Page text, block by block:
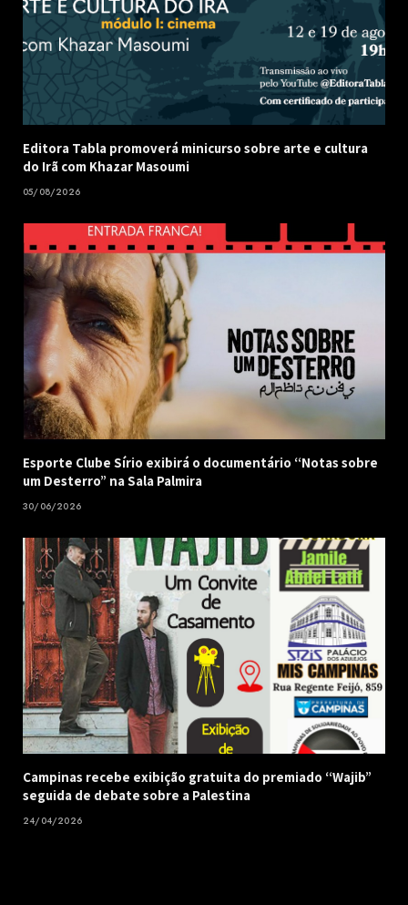
Editora Tabla promoverá minicurso sobre arte e cultura
do Irã com Khazar Masoumi
05/08/2026
Esporte Clube Sírio exibirá o documentário “Notas sobre
um Desterro” na Sala Palmira
30/06/2026
Campinas recebe exibição gratuita do premiado “Wajib”
seguida de debate sobre a Palestina
24/04/2026